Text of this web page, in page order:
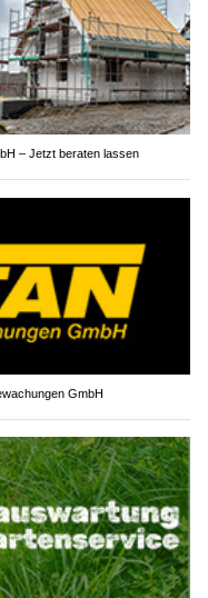
– Jetzt beraten lassen
GmbH